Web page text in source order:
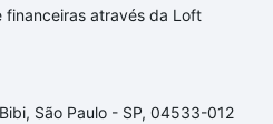
financeiras através da Loft
São Paulo - SP, 04533-012